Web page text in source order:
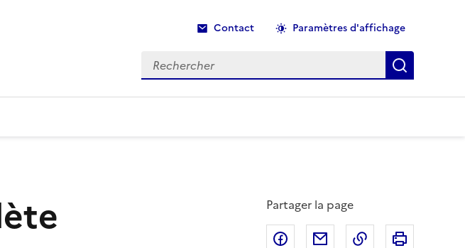
Contact Paramètres d'affichage
Rechercher Recherche
Partager la page
Partager sur Facebook
Partager par email
Copier dans le